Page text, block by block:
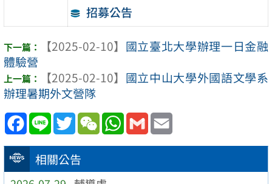
相關公告
招募公告
【2025-02-10】 國立臺北大學辦理一日金融
體驗營
【2025-02-10】 國立中山大學外國語文學系
辦理暑期外文營隊
Facebook
Line TwitterWeChatWhatsApp
Gmail